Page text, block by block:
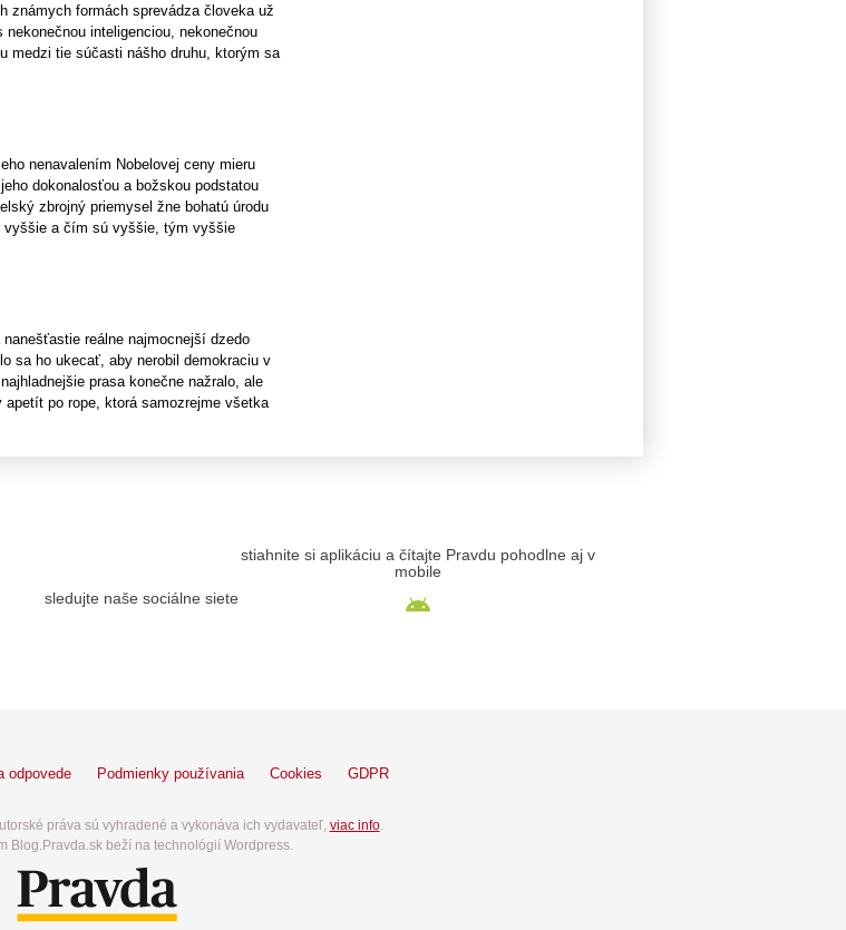
známych formách sprevádza človeka už
inteligenciou, nekonečnou
medzi tie súčasti nášho druhu, ktorým sa
nenavalením Nobelovej ceny mieru
dokonalosťou a božskou podstatou
zbrojný priemysel žne bohatú úrodu
a čím sú vyššie, tým vyššie
reálne najmocnejší dzedo
sa ho ukecať, aby nerobil demokraciu v
prasa konečne nažralo, ale
po rope, ktorá samozrejme všetka
sledujte naše sociálne siete
stiahnite si aplikáciu a čítajte Pravdu pohodlne aj v
mobile
odpovede Podmienky používania Cookies GDPR
práva sú vyhradené a vykonáva ich vydavateľ, viac info.
Blog.Pravda.sk beží na technológií Wordpress.